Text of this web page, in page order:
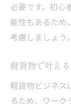
必要です。初心
能性もあるため
考慮しましょう。
軽貨物で叶え
軽貨物ビジネス
るため、ワーク